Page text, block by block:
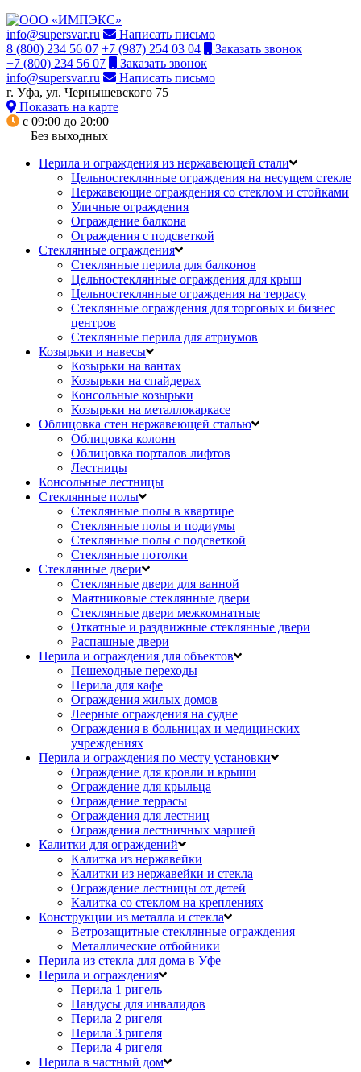
info@supersvar.ru
Написать письмо
8 (800) 234 56 07 +7 (987) 254 03 04
Заказать звонок
+7 (800) 234 56 07
Заказать звонок
info@supersvar.ru
Написать письмо
г. Уфа, ул. Чернышевского 75
Показать на карте
с 09:00 до 20:00
Без выходных
Перила и ограждения из нержавеющей стали
Цельностеклянные ограждения на несущем стекле
Нержавеющие ограждения со стеклом и стойками
Уличные ограждения
Ограждение балкона
Ограждения с подсветкой
Стеклянные ограждения
Стеклянные перила для балконов
Цельностеклянные ограждения для крыш
Цельностеклянные ограждения на террасу
Стеклянные ограждения для торговых и бизнес
центров
Стеклянные перила для атриумов
Козырьки и навесы
Козырьки на вантах
Козырьки на спайдерах
Консольные козырьки
Козырьки на металлокаркасе
Облицовка стен нержавеющей сталью
Облицовка колонн
Облицовка порталов лифтов
Лестницы
Консольные лестницы
Стеклянные полы
Стеклянные полы в квартире
Стеклянные полы и подиумы
Стеклянные полы с подсветкой
Стеклянные потолки
Стеклянные двери
Стеклянные двери для ванной
Маятниковые стеклянные двери
Стеклянные двери межкомнатные
Откатные и раздвижные стеклянные двери
Распашные двери
Перила и ограждения для объектов
Пешеходные переходы
Перила для кафе
Ограждения жилых домов
Леерные ограждения на судне
Ограждения в больницах и медицинских
учреждениях
Перила и ограждения по месту установки
Ограждение для кровли и крыши
Ограждение для крыльца
Ограждение террасы
Ограждения для лестниц
Ограждения лестничных маршей
Калитки для ограждений
Калитка из нержавейки
Калитки из нержавейки и стекла
Ограждение лестницы от детей
Калитка со стеклом на креплениях
Конструкции из металла и стекла
Ветрозащитные стеклянные ограждения
Металлические отбойники
Перила из стекла для дома в Уфе
Перила и ограждения
Перила 1 ригель
Пандусы для инвалидов
Перила 2 ригеля
Перила 3 ригеля
Перила 4 ригеля
Перила в частный дом